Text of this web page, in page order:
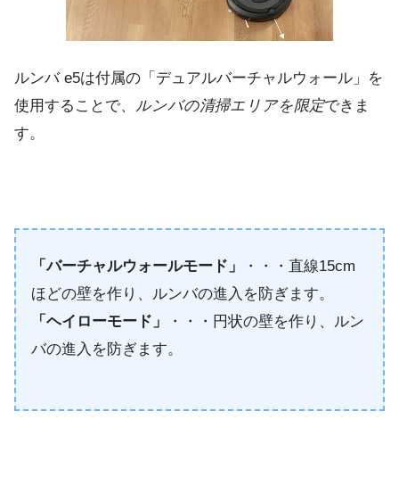
ルンバ e5は付属の「デュアルバーチャルウォール」を
使用することで、
ルンバの清掃エリアを限定できま
す。
「バーチャルウォールモード」
・・・直線15cm
ほどの壁を作り、ルンバの進入を防ぎます。
「ヘイローモード」
・・・円状の壁を作り、ルン
バの進入を防ぎます。